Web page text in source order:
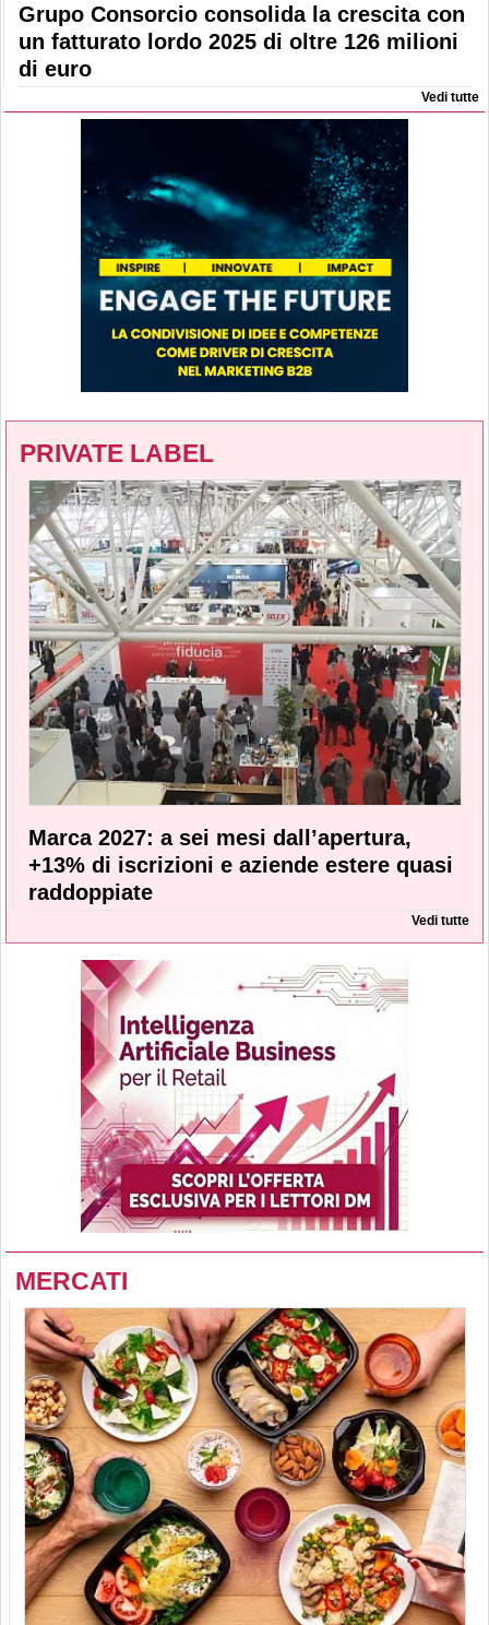
Grupo Consorcio consolida la crescita con
un fatturato lordo 2025 di oltre 126 milioni
di euro
Vedi tutte
PRIVATE LABEL
Marca 2027: a sei mesi dall’apertura,
+13% di iscrizioni e aziende estere quasi
raddoppiate
Vedi tutte
MERCATI